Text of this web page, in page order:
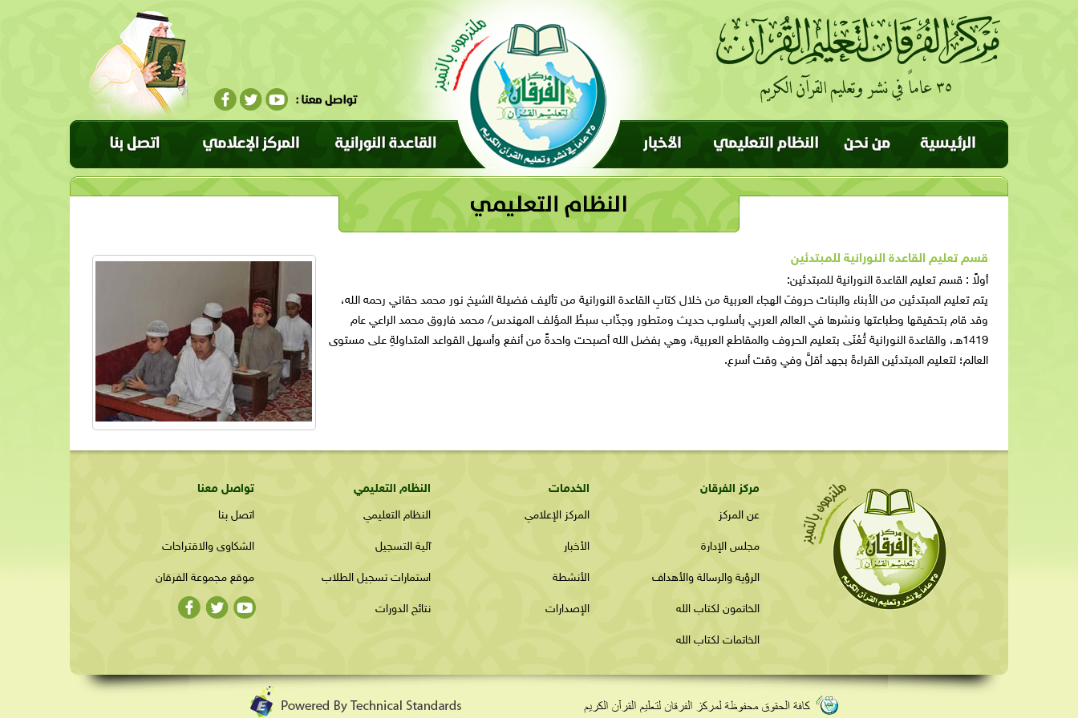
قسم تعليم القاعدة النورانية للمبتدئين
أولاً : قسم تعليم القاعدة النورانية للمبتدئين:
يتم تعليم المبتدئين من الأبناء والبنات حروفَ الهجاء العربية من خلال كتابِ القاعدة النورانية من تأليف فضيلة الشيخ نور محمد حقاني رحمه الله،
وقد قام بتحقيقها وطباعتها ونشرها في العالم العربي بأسلوب حديث ومتطور وجذّاب سبطُ المؤلف المهندس/ محمد فاروق محمد الراعي عام
1419هـ، والقاعدة النورانية تُعْنَى بتعليم الحروف والمقاطع العربية، وهي بفضل الله أصبحت واحدةً من أنفع وأسهل القواعد المتداولةِ على مستوى
العالم؛ لتعليم المبتدئين القراءةَ بجهد أقلَّ وفي وقت أسرع.
تواصل معنا
اتصل بنا
الشكاوى والاقتراحات
موقع مجموعة الفرقان
النظام التعليمي
النظام التعليمي
آلية التسجيل
استمارات تسجيل الطلاب
نتائج الدورات
الخدمات
المركز الإعلامي
الأخبار
الأنشطة
الإصدارات
مركز الفرقان
عن المركز
مجلس الإدارة
الرؤية والرسالة والأهداف
الخاتمون لكتاب الله
الخاتمات لكتاب الله